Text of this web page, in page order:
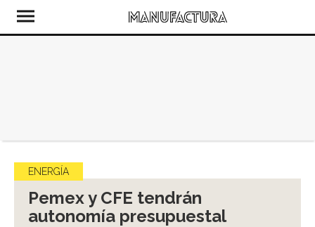
ENERGÍA
Pemex y CFE tendrán
autonomía presupuestal